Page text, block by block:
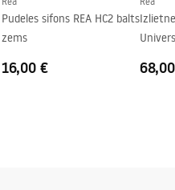
Pudeles sifons REA HC2 balts
zems
16,00 €